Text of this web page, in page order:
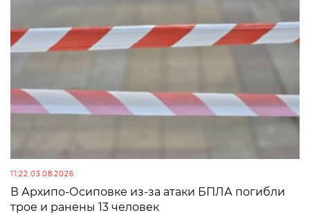
11:22 03.08.2026
В Архипо-Осиповке из-за атаки БПЛА погибли
трое и ранены 13 человек